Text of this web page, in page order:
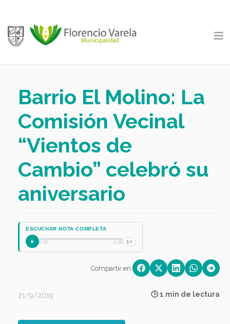
Barrio El Molino: La
Comisión Vecinal
“Vientos de
Cambio” celebró su
aniversario
ESCUCHAR NOTA COMPLETA
0:00 1:06 1×
Compartir en:
21/9/2019 🕒 1 min de lectura